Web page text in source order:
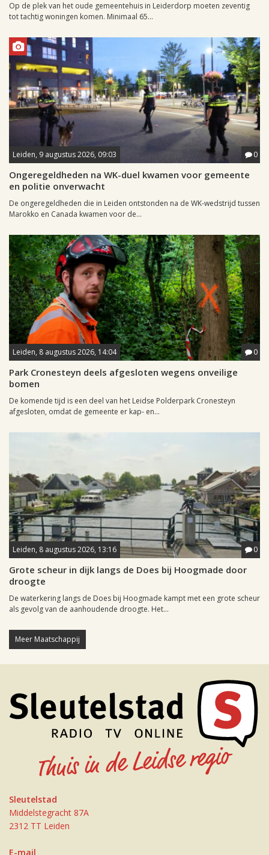
Op de plek van het oude gemeentehuis in Leiderdorp moeten zeventig
tot tachtig woningen komen. Minimaal 65...
Leiden, 9 augustus 2026, 09:03 0
Ongeregeldheden na WK-duel kwamen voor gemeente
en politie onverwacht
De ongeregeldheden die in Leiden ontstonden na de WK-wedstrijd tussen
Marokko en Canada kwamen voor de...
Leiden, 8 augustus 2026, 14:04 0
Park Cronesteyn deels afgesloten wegens onveilige
bomen
De komende tijd is een deel van het Leidse Polderpark Cronesteyn
afgesloten, omdat de gemeente er kap- en...
Leiden, 8 augustus 2026, 13:16 0
Grote scheur in dijk langs de Does bij Hoogmade door
droogte
De waterkering langs de Does bij Hoogmade kampt met een grote scheur
als gevolg van de aanhoudende droogte. Het...
Meer Maatschappij
Sleutelstad
Middelstegracht 87A
2312 TT Leiden
E-mail